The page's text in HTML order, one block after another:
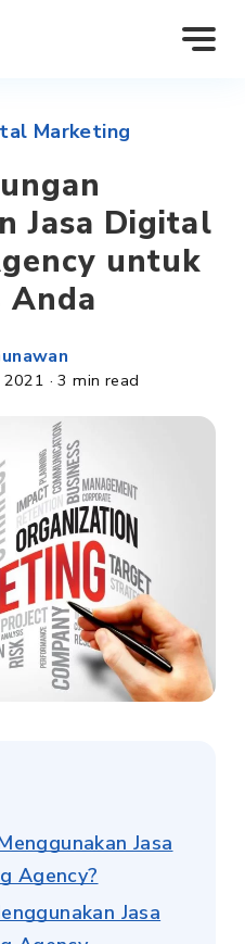
Marketing
Jasa Digital
untuk
Anda
2021 · 3 min read
Jasa
Agency?
Jasa